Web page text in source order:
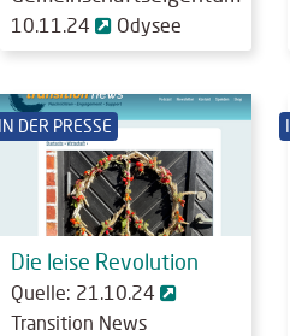
10.11.24 Odysee
DER PRESSE
Die leise Revolution
Quelle: 21.10.24
Transition News